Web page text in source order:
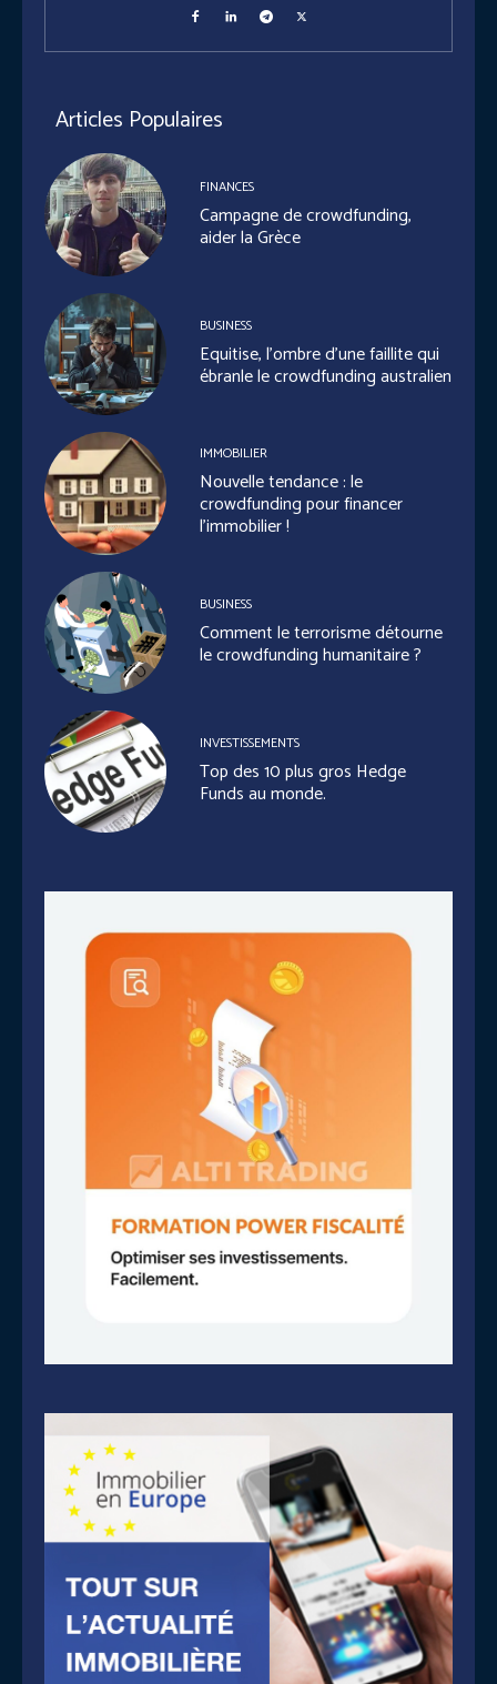
Articles Populaires
FINANCES
Campagne de crowdfunding,
aider la Grèce
BUSINESS
Equitise, l’ombre d’une faillite qui
ébranle le crowdfunding australien
IMMOBILIER
Nouvelle tendance : le
crowdfunding pour financer
l’immobilier !
BUSINESS
Comment le terrorisme détourne
le crowdfunding humanitaire ?
INVESTISSEMENTS
Top des 10 plus gros Hedge
Funds au monde.